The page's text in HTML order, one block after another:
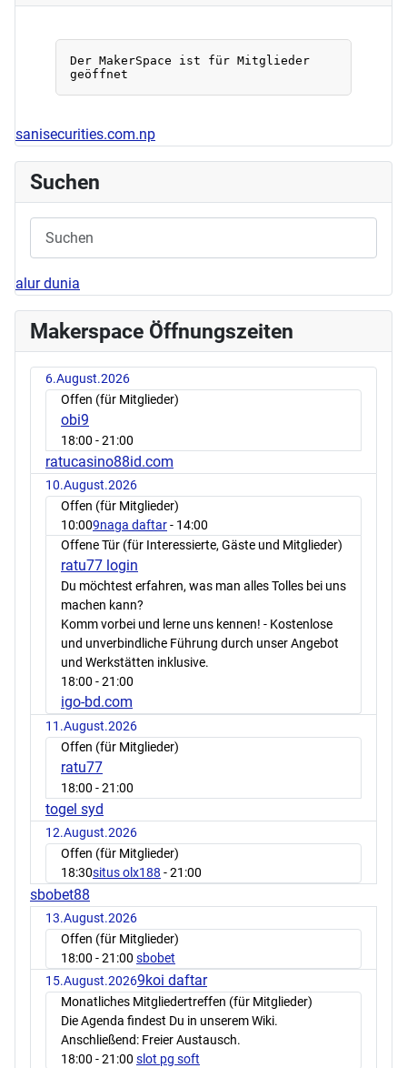
sanisecurities.com.np
Suchen
alur dunia
Makerspace Öffnungszeiten
6.August.2026
Offen (für Mitglieder)
obi9
18:00 - 21:00
ratucasino88id.com
10.August.2026
Offen (für Mitglieder)
10:009naga daftar- 14:00
Offene Tür (für Interessierte, Gäste und Mitglieder)
ratu77 login
Du möchtest erfahren, was man alles Tolles bei uns
machen kann?
Komm vorbei und lerne uns kennen! - Kostenlose
und unverbindliche Führung durch unser Angebot
und Werkstätten inklusive.
18:00 - 21:00
igo-bd.com
11.August.2026
Offen (für Mitglieder)
ratu77
18:00 - 21:00
togel syd
12.August.2026
Offen (für Mitglieder)
18:30situs olx188 - 21:00
sbobet88
13.August.2026
Offen (für Mitglieder)
18:00 - 21:00 sbobet
15.August.20269koi daftar
Monatliches Mitgliedertreffen (für Mitglieder)
Die Agenda findest Du in unserem Wiki.
Anschließend: Freier Austausch.
18:00 - 21:00 slot pg soft